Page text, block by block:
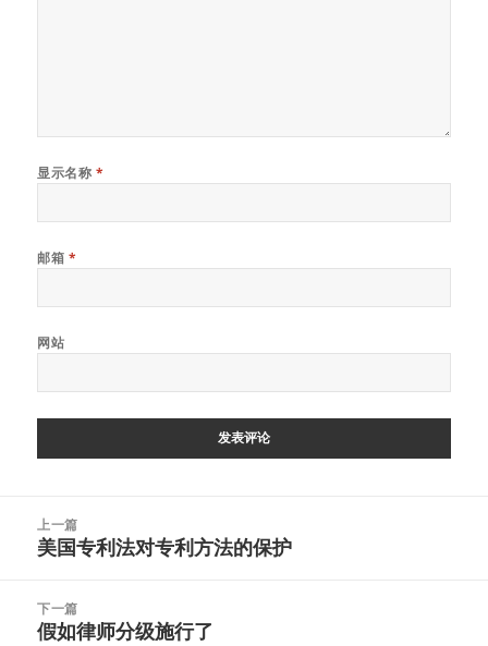
显示名称 *
邮箱 *
网站
上一篇
上
文
章：
美国专利法对专利方法的保护
下一篇
下
假如律师分级施行了